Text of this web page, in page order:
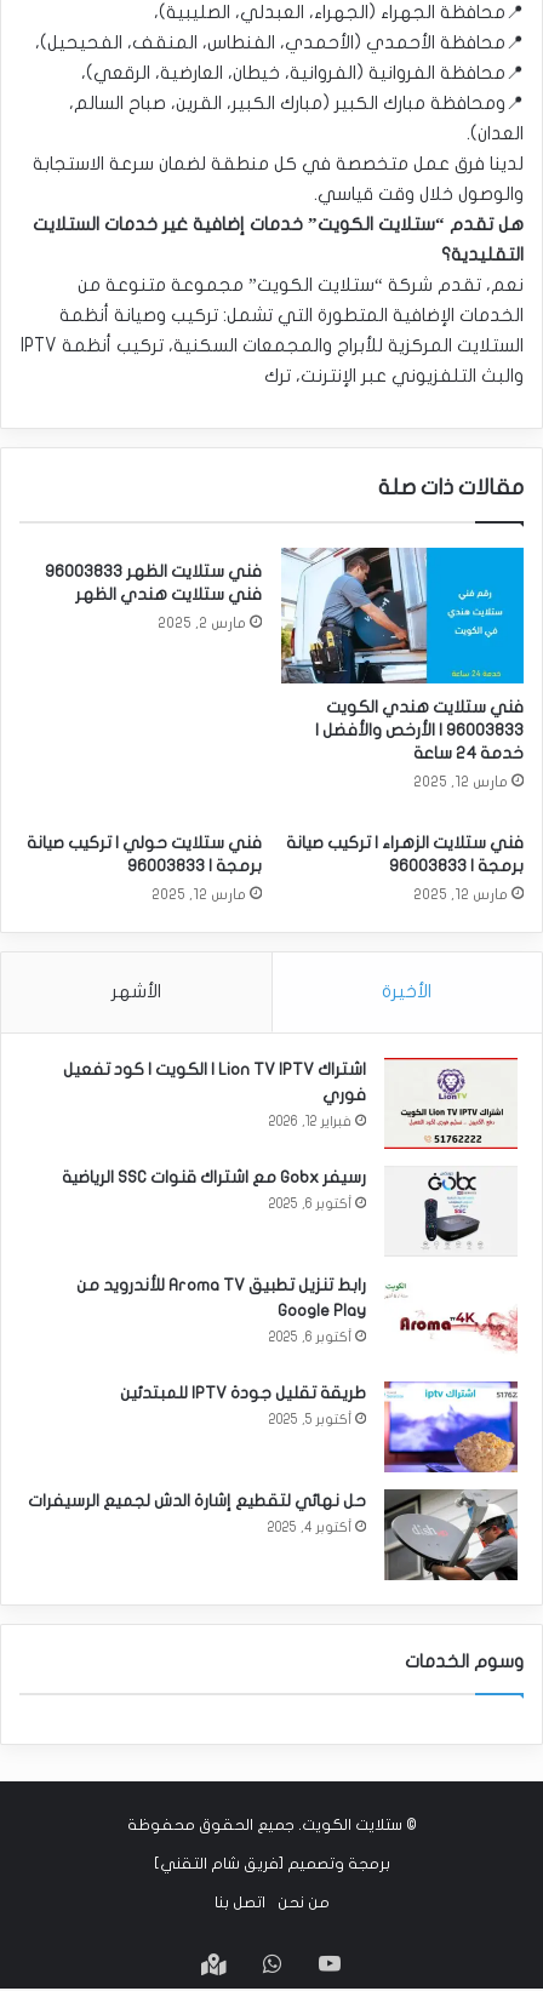
📍محافظة الجهراء (الجهراء، العبدلي، الصليبية)،
📍محافظة الأحمدي (الأحمدي، الفنطاس، المنقف، الفحيحيل)،
📍محافظة الفروانية (الفروانية، خيطان، العارضية، الرقعي)،
📍ومحافظة مبارك الكبير (مبارك الكبير، القرين، صباح السالم،
العدان).
لدينا فرق عمل متخصصة في كل منطقة لضمان سرعة الاستجابة
والوصول خلال وقت قياسي.
هل تقدم “ستلايت الكويت” خدمات إضافية غير خدمات الستلايت
التقليدية؟
نعم، تقدم شركة “ستلايت الكويت” مجموعة متنوعة من
الخدمات الإضافية المتطورة التي تشمل: تركيب وصيانة أنظمة
الستلايت المركزية للأبراج والمجمعات السكنية، تركيب أنظمة IPTV
والبث التلفزيوني عبر الإنترنت، ترك
مقالات ذات صلة
فني ستلايت هندي الكويت
96003833 | الأرخص والأفضل |
خدمة 24 ساعة
مارس 12, 2025
فني ستلايت الظهر 96003833
فني ستلايت هندي الظهر
مارس 2, 2025
فني ستلايت الزهراء | تركيب صيانة
برمجة | 96003833
مارس 12, 2025
فني ستلايت حولي | تركيب صيانة
برمجة | 96003833
مارس 12, 2025
الأخيرة الأشهر
اشتراك Lion TV IPTV | الكويت | كود تفعيل
فوري
فبراير 12, 2026
رسيفر Gobx مع اشتراك قنوات SSC الرياضية
أكتوبر 6, 2025
رابط تنزيل تطبيق Aroma TV للأندرويد من
Google Play
أكتوبر 6, 2025
طريقة تقليل جودة IPTV للمبتدئين
أكتوبر 5, 2025
حل نهائي لتقطيع إشارة الدش لجميع الرسيفرات
أكتوبر 4, 2025
وسوم الخدمات
© ستلايت الكويت. جميع الحقوق محفوظة
برمجة وتصميم [فريق شام التقني]
من نحن اتصل بنا
‫YouTubeواتسابGoogle